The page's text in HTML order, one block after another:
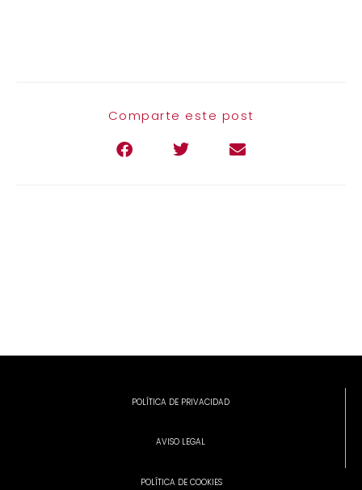
Comparte este post
POLÍTICA DE PRIVACIDAD
AVISO LEGAL
POLÍTICA DE COOKIES